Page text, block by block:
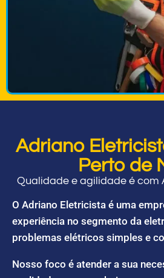
Adriano
Perto de
Qualidade e agilidade é com
O Adriano Eletricista é uma
experiência no segmento da
problemas elétricos simples e
Nosso foco é atender a sua